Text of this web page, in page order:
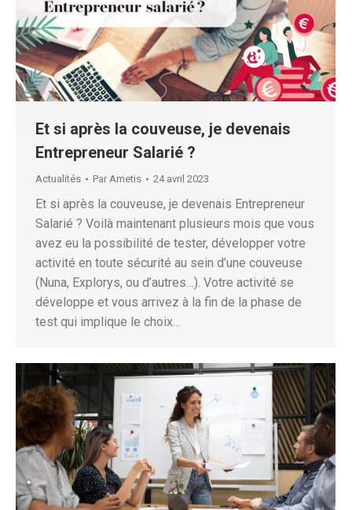
Et si après la couveuse, je devenais
Entrepreneur Salarié ?
Actualités Par Ametis 24 avril 2023
Et si après la couveuse, je devenais Entrepreneur
Salarié ? Voilà maintenant plusieurs mois que vous
avez eu la possibilité de tester, développer votre
activité en toute sécurité au sein d’une couveuse
(Nuna, Explorys, ou d’autres…). Votre activité se
développe et vous arrivez à la fin de la phase de
test qui implique le choix…